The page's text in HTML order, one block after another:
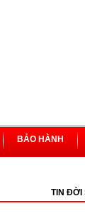
BẢO HÀNH
TIN ĐỜI